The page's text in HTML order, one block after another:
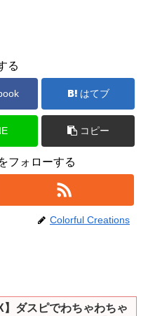
る
はてブ
コピー
フォローする
Colorful Creations
】ダスピでわちゃわちゃ